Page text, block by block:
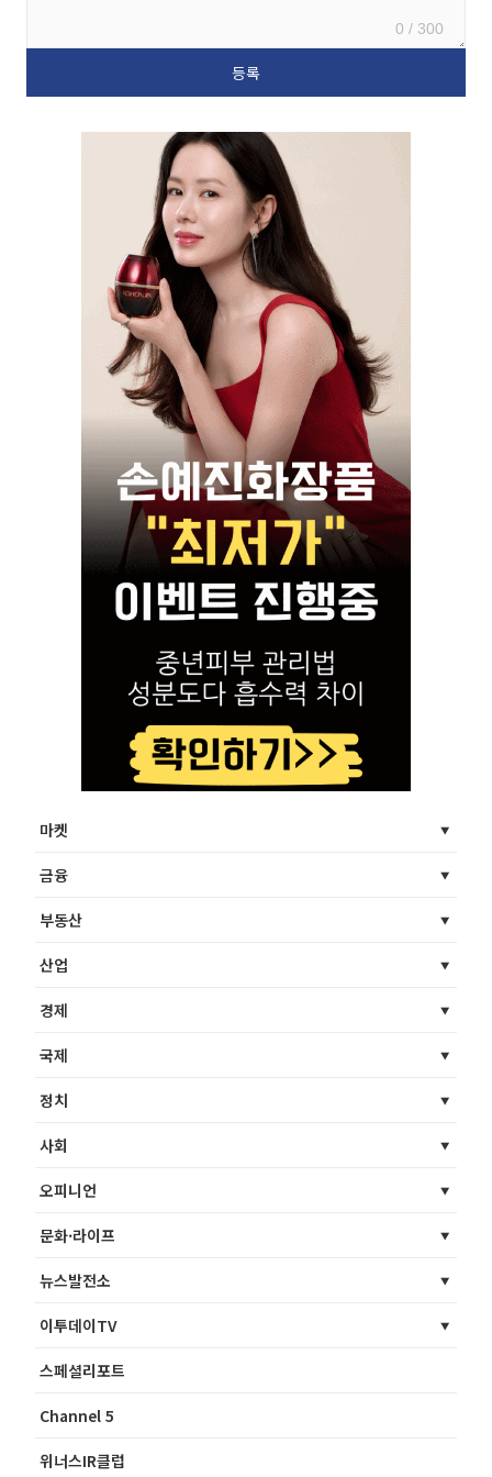
0 / 300
마켓
금융
부동산
산업
경제
국제
정치
사회
오피니언
문화·라이프
뉴스발전소
이투데이TV
스페셜리포트
Channel 5
위너스IR클럽